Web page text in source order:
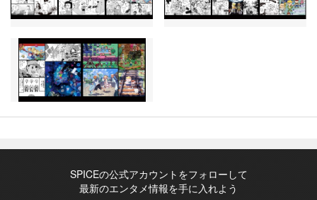
SPICEの公式アカウントをフォローして
最新のエンタメ情報を手に入れよう